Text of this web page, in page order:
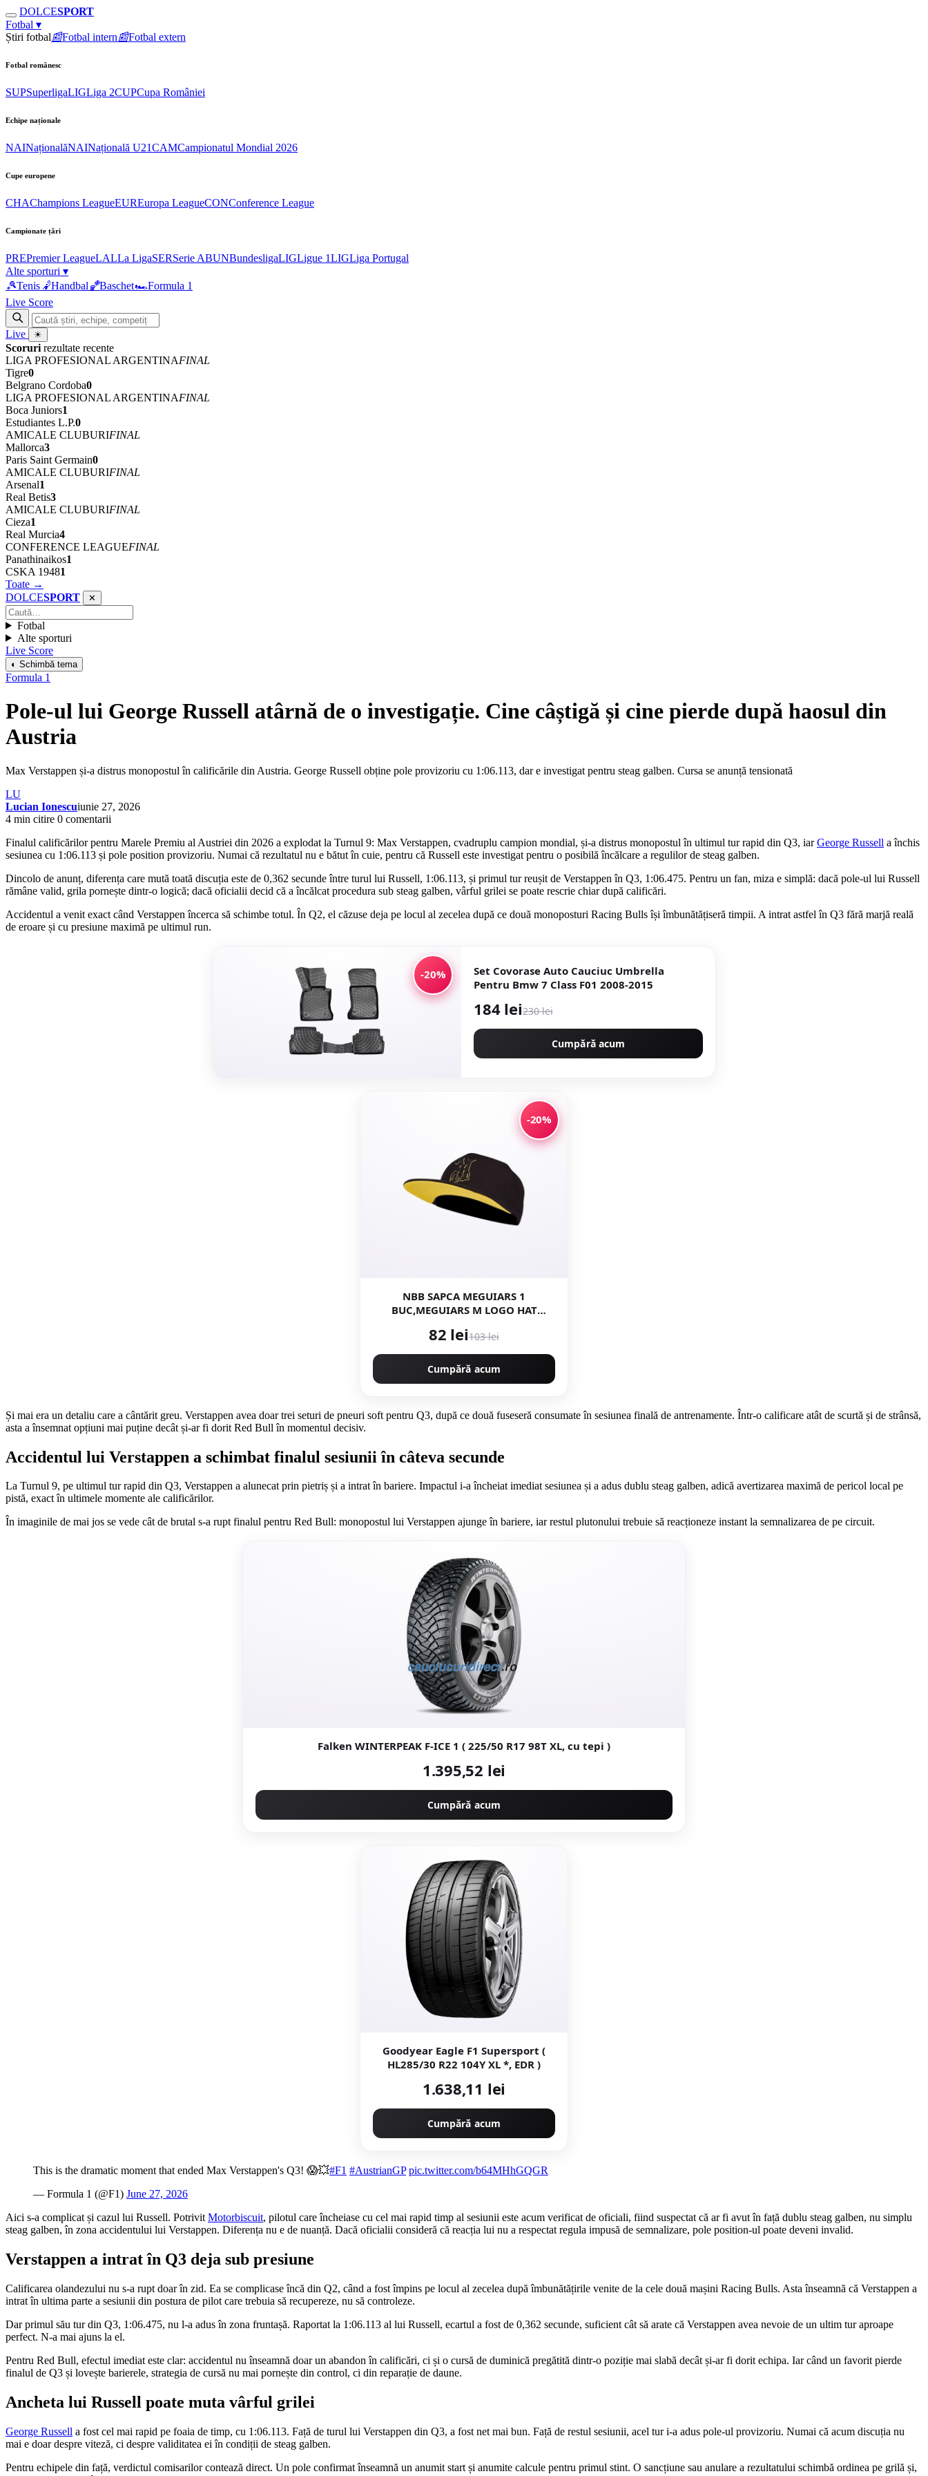
DOLCESPORT
Fotbal ▾
Știri fotbal📰Fotbal intern📰Fotbal extern
Fotbal românesc
SUPSuperligaLIGLiga 2CUPCupa României
Echipe naționale
NAINaționalăNAINațională U21CAMCampionatul Mondial 2026
Cupe europene
CHAChampions LeagueEUREuropa LeagueCONConference League
Campionate țări
PREPremier LeagueLALLa LigaSERSerie ABUNBundesligaLIGLigue 1LIGLiga Portugal
Alte sporturi ▾
🎾Tenis 🤾Handbal🏀Baschet🏎Formula 1
Live Score
Live ☀
Scoruri rezultate recente
LIGA PROFESIONAL ARGENTINAFINAL
Tigre0
Belgrano Cordoba0
LIGA PROFESIONAL ARGENTINAFINAL
Boca Juniors1
Estudiantes L.P.0
AMICALE CLUBURIFINAL
Mallorca3
Paris Saint Germain0
AMICALE CLUBURIFINAL
Arsenal1
Real Betis3
AMICALE CLUBURIFINAL
Cieza1
Real Murcia4
CONFERENCE LEAGUEFINAL
Panathinaikos1
CSKA 19481
Toate →
DOLCESPORT ✕
Fotbal
Alte sporturi
Live Score
◐ Schimbă tema
Formula 1
Pole-ul lui George Russell atârnă de o investigație. Cine câștigă și cine pierde după haosul din
Austria
Max Verstappen și-a distrus monopostul în calificările din Austria. George Russell obține pole provizoriu cu 1:06.113, dar e investigat pentru steag galben. Cursa se anunță tensionată
LU
Lucian Ionescuiunie 27, 2026
4 min citire 0 comentarii
Finalul calificărilor pentru Marele Premiu al Austriei din 2026 a explodat la Turnul 9: Max Verstappen, cvadruplu campion mondial, și-a distrus monopostul în ultimul tur rapid din Q3, iarGeorge Russell a închis
sesiunea cu 1:06.113 și pole position provizoriu. Numai că rezultatul nu e bătut în cuie, pentru că Russell este investigat pentru o posibilă încălcare a regulilor de steag galben.
Dincolo de anunț, diferența care mută toată discuția este de 0,362 secunde între turul lui Russell, 1:06.113, și primul tur reușit de Verstappen în Q3, 1:06.475. Pentru un fan, miza e simplă: dacă pole-ul lui Russell
rămâne valid, grila pornește dintr-o logică; dacă oficialii decid că a încălcat procedura sub steag galben, vârful grilei se poate rescrie chiar după calificări.
Accidentul a venit exact când Verstappen încerca să schimbe totul. În Q2, el căzuse deja pe locul al zecelea după ce două monoposturi Racing Bulls își îmbunătățiseră timpii. A intrat astfel în Q3 fără marjă reală
de eroare și cu presiune maximă pe ultimul run.
-20%
Set Covorase Auto Cauciuc Umbrella
Pentru Bmw 7 Class F01 2008-2015
184 lei230 lei
Cumpără acum
-20%
NBB SAPCA MEGUIARS 1
BUC,MEGUIARS M LOGO HAT
82 lei103 lei
Cumpără acum
Și mai era un detaliu care a cântărit greu. Verstappen avea doar trei seturi de pneuri soft pentru Q3, după ce două fuseseră consumate în sesiunea finală de antrenamente. Într-o calificare atât de scurtă și de strânsă,
asta a însemnat opțiuni mai puține decât și-ar fi dorit Red Bull în momentul decisiv.
Accidentul lui Verstappen a schimbat finalul sesiunii în câteva secunde
La Turnul 9, pe ultimul tur rapid din Q3, Verstappen a alunecat prin pietriș și a intrat în bariere. Impactul i-a încheiat imediat sesiunea și a adus dublu steag galben, adică avertizarea maximă de pericol local pe
pistă, exact în ultimele momente ale calificărilor.
În imaginile de mai jos se vede cât de brutal s-a rupt finalul pentru Red Bull: monopostul lui Verstappen ajunge în bariere, iar restul plutonului trebuie să reacționeze instant la semnalizarea de pe circuit.
Falken WINTERPEAK F-ICE 1 ( 225/50 R17 98T XL, cu tepi )
1.395,52 lei
Cumpără acum
Goodyear Eagle F1 Supersport (
HL285/30 R22 104Y XL *, EDR )
1.638,11 lei
Cumpără acum
This is the dramatic moment that ended Max Verstappen's Q3! 😱💥#F1 #AustrianGP pic.twitter.com/b64MHhGQGR
— Formula 1 (@F1) June 27, 2026
Aici s-a complicat și cazul lui Russell. PotrivitMotorbiscuit, pilotul care încheiase cu cel mai rapid timp al sesiunii este acum verificat de oficiali, fiind suspectat că ar fi avut în față dublu steag galben, nu simplu
steag galben, în zona accidentului lui Verstappen. Diferența nu e de nuanță. Dacă oficialii consideră că reacția lui nu a respectat regula impusă de semnalizare, pole position-ul poate deveni invalid.
Verstappen a intrat în Q3 deja sub presiune
Calificarea olandezului nu s-a rupt doar în zid. Ea se complicase încă din Q2, când a fost împins pe locul al zecelea după îmbunătățirile venite de la cele două mașini Racing Bulls. Asta înseamnă că Verstappen a
intrat în ultima parte a sesiunii din postura de pilot care trebuia să recupereze, nu să controleze.
Dar primul său tur din Q3, 1:06.475, nu l-a adus în zona fruntașă. Raportat la 1:06.113 al lui Russell, ecartul a fost de 0,362 secunde, suficient cât să arate că Verstappen avea nevoie de un ultim tur aproape
perfect. N-a mai ajuns la el.
Pentru Red Bull, efectul imediat este clar: accidentul nu înseamnă doar un abandon în calificări, ci și o cursă de duminică pregătită dintr-o poziție mai slabă decât și-ar fi dorit echipa. Iar când un favorit pierde
finalul de Q3 și lovește barierele, strategia de cursă nu mai pornește din control, ci din reparație de daune.
Ancheta lui Russell poate muta vârful grilei
George Russell a fost cel mai rapid pe foaia de timp, cu 1:06.113. Față de turul lui Verstappen din Q3, a fost net mai bun. Față de restul sesiunii, acel tur i-a adus pole-ul provizoriu. Numai că acum discuția nu
mai e doar despre viteză, ci despre validitatea ei în condiții de steag galben.
Pentru echipele din față, verdictul comisarilor contează direct. Un pole confirmat înseamnă un anumit start și anumite calcule pentru primul stint. O sancțiune sau anulare a rezultatului schimbă ordinea pe grilă și,